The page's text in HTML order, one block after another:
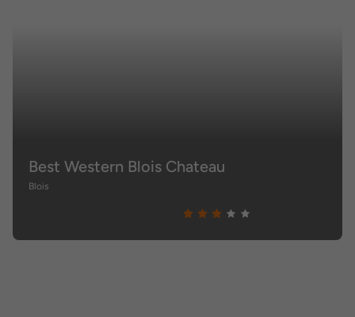
Best Western Blois Chateau
Blois